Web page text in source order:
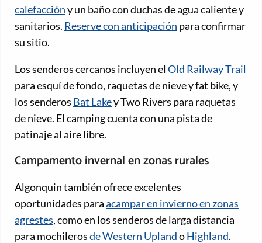
calefaccióny un baño con duchas de agua caliente y
sanitarios. Reserve con anticipación para confirmar
su sitio.
Los senderos cercanos incluyen elOld Railway Trail
para esquí de fondo, raquetas de nieve y fat bike, y
los senderos Bat Lakey Two Rivers para raquetas
de nieve. El camping cuenta con una pista de
patinaje al aire libre.
Campamento invernal en zonas rurales
Algonquin también ofrece excelentes
oportunidades paraacampar en invierno en zonas
agrestes, como en los senderos de larga distancia
para mochilerosde Western UplandoHighland.